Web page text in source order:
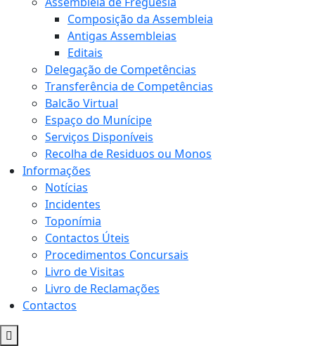
Composição da Assembleia
Antigas Assembleias
Editais
Delegação de Competências
Transferência de Competências
Balcão Virtual
Espaço do Munícipe
Serviços Disponíveis
Recolha de Residuos ou Monos
Informações
Notícias
Incidentes
Toponímia
Contactos Úteis
Procedimentos Concursais
Livro de Visitas
Livro de Reclamações
Contactos